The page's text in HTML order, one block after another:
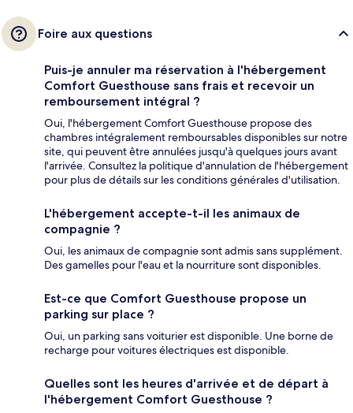
Foire aux questions
Puis-je annuler ma réservation à l'hébergement
Comfort Guesthouse sans frais et recevoir un
remboursement intégral ?
Oui, l'hébergement Comfort Guesthouse propose des
chambres intégralement remboursables disponibles sur notre
site, qui peuvent être annulées jusqu'à quelques jours avant
l'arrivée. Consultez la politique d'annulation de l'hébergement
pour plus de détails sur les conditions générales d'utilisation.
L'hébergement accepte-t-il les animaux de
compagnie ?
Oui, les animaux de compagnie sont admis sans supplément.
Des gamelles pour l'eau et la nourriture sont disponibles.
Est-ce que Comfort Guesthouse propose un
parking sur place ?
Oui, un parking sans voiturier est disponible. Une borne de
recharge pour voitures électriques est disponible.
Quelles sont les heures d'arrivée et de départ à
l'hébergement Comfort Guesthouse ?